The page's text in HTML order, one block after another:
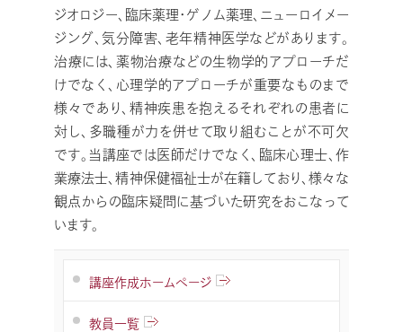
ジオロジー、臨床薬理・ゲノム薬理、ニューロイメー
ジング、気分障害、老年精神医学などがあります。
治療には、薬物治療などの生物学的アプローチだ
けでなく、心理学的アプローチが重要なものまで
様々であり、精神疾患を抱えるそれぞれの患者に
対し、多職種が力を併せて取り組むことが不可欠
です。当講座では医師だけでなく、臨床心理士、作
業療法士、精神保健福祉士が在籍しており、様々な
観点からの臨床疑問に基づいた研究をおこなって
います。
講座作成ホームページ
教員一覧